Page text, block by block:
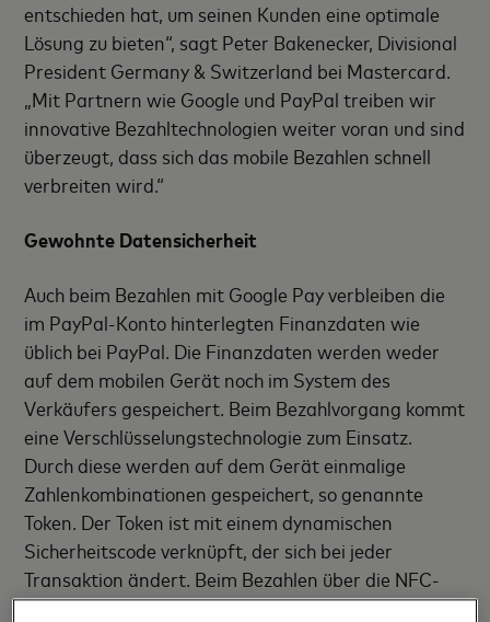
entschieden hat, um seinen Kunden eine optimale
Lösung zu bieten“, sagt Peter Bakenecker, Divisional
President Germany & Switzerland bei Mastercard.
„Mit Partnern wie Google und PayPal treiben wir
innovative Bezahltechnologien weiter voran und sind
überzeugt, dass sich das mobile Bezahlen schnell
verbreiten wird.“
Gewohnte Datensicherheit
Auch beim Bezahlen mit Google Pay verbleiben die
im PayPal-Konto hinterlegten Finanzdaten wie
üblich bei PayPal. Die Finanzdaten werden weder
auf dem mobilen Gerät noch im System des
Verkäufers gespeichert. Beim Bezahlvorgang kommt
eine Verschlüsselungstechnologie zum Einsatz.
Durch diese werden auf dem Gerät einmalige
Zahlenkombinationen gespeichert, so genannte
Token. Der Token ist mit einem dynamischen
Sicherheitscode verknüpft, der sich bei jeder
Transaktion ändert. Beim Bezahlen über die NFC-
Technologie werden lediglich diese Token und ihr